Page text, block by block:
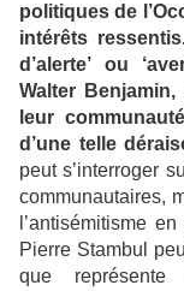
politiques de
intérêts
d’alerte’ ou
Walter
leur
d’une telle
peut s’interroger
communautaires,
l’antisémitisme
Pierre Stambul
que représente